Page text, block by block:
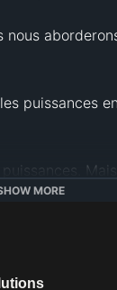
puissances
MORE